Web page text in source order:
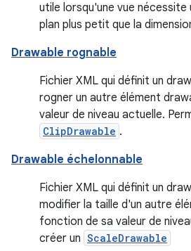
utile lorsqu'une vue
plan plus petit que la
Drawable rognable
Fichier XML qui définit un
rogner un autre élément
valeur de niveau actuelle.
ClipDrawable .
Drawable échelonnable
Fichier XML qui définit un
modifier la taille d'un autre
fonction de sa valeur de
créer un ScaleDrawable